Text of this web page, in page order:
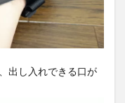
出し入れできる口が